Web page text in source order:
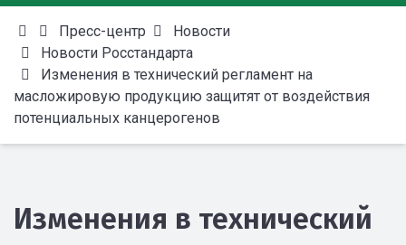
Пресс-центр
Новости
Новости Росстандарта
Изменения в технический регламент на
масложировую продукцию защитят от воздействия
потенциальных канцерогенов
Изменения в технический